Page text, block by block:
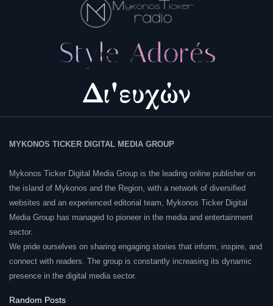
MYKONOS TICKER DIGITAL MEDIA GROUP
Mykonos Ticker Digital Media Group is the leading online publisher on
the island of Mykonos and the Region, with a network of diversified
websites and an experienced editorial team, Mykonos Ticker Digital
Media Group has managed to pioneer in the media and entertainment
sector.
We pride ourselves on sharing engaging stories that inform, inspire, and
connect with readers. The group is constantly increasing its dynamic
presence in the digital media sector.
Random Posts